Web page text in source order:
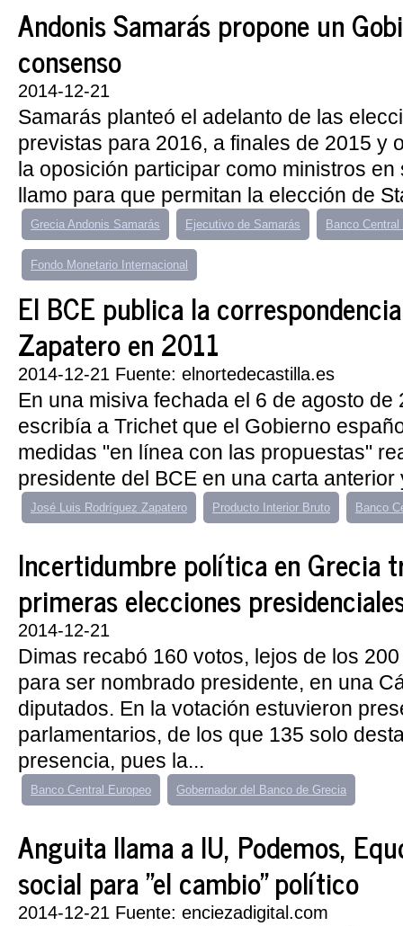
Andonis Samarás propone un
consenso
2014-12-21
Samarás planteó el adelanto de las
previstas para 2016, a finales de 2015 y
la oposición participar como ministros en
llamo para que permitan la elección de
Grecia Andonis Samarás Ejecutivo de Samarás Banco Central
Fondo Monetario Internacional
El BCE publica la
Zapatero en 2011
2014-12-21 Fuente: elnortedecastilla.es
En una misiva fechada el 6 de agosto de
escribía a Trichet que el Gobierno
medidas "en línea con las propuestas"
presidente del BCE en una carta anterior
José Luis Rodríguez Zapatero Producto Interior Bruto Banco
Incertidumbre política en Grecia
primeras elecciones
2014-12-21
Dimas recabó 160 votos, lejos de los
para ser nombrado presidente, en una
diputados. En la votación estuvieron
parlamentarios, de los que 135 solo
presencia, pues la...
Banco Central Europeo Gobernador del Banco de Grecia
Anguita llama a IU, Podemos,
social para "el cambio" político
2014-12-21 Fuente: enciezadigital.com